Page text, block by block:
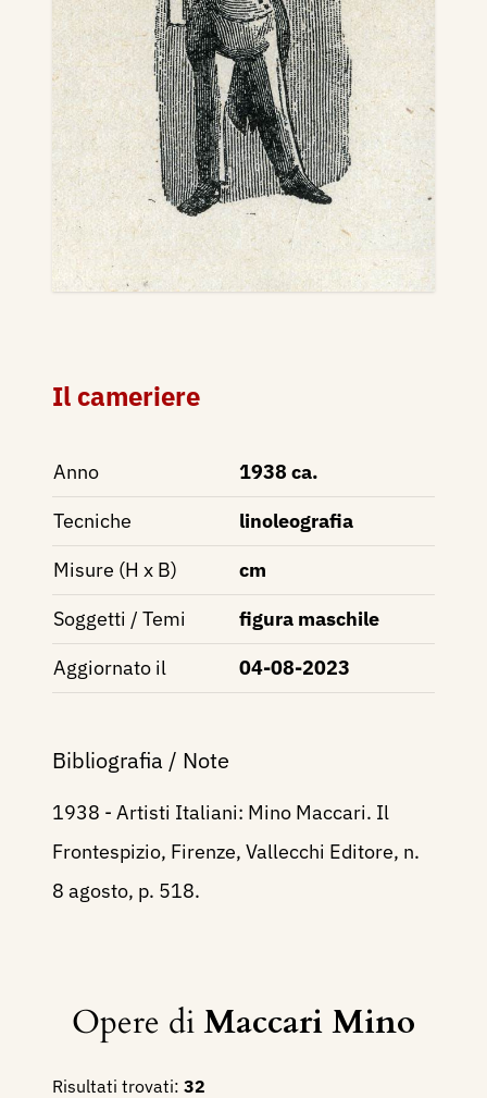
Il cameriere
Anno
1938 ca.
Tecniche
linoleografia
Misure (H x B)
cm
Soggetti / Temi
figura maschile
Aggiornato il
04-08-2023
Bibliografia / Note
1938 - Artisti Italiani: Mino Maccari. Il
Frontespizio, Firenze, Vallecchi Editore, n.
8 agosto, p. 518.
Opere diMaccari Mino
Risultati trovati: 32